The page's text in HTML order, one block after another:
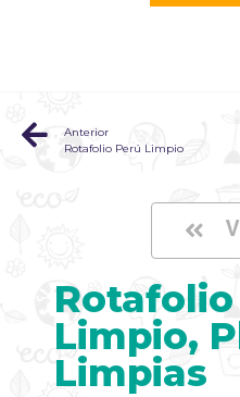
Anterior
Rotafolio Perú Limpio
Limpio,
Limpias